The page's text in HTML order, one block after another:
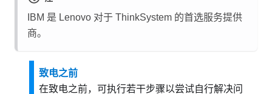
IBM 是 Lenovo 对于 ThinkSystem 的首选服务提供
商。
致电之前
在致电之前，可执行若干步骤以尝试自行解决问